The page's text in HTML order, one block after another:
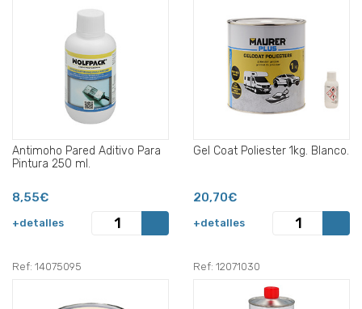
Antimoho Pared Aditivo Para
Pintura 250 ml.
8,55€
+detalles
Gel Coat Poliester 1kg. Blanco.
20,70€
+detalles
Ref: 14075095 Ref: 12071030